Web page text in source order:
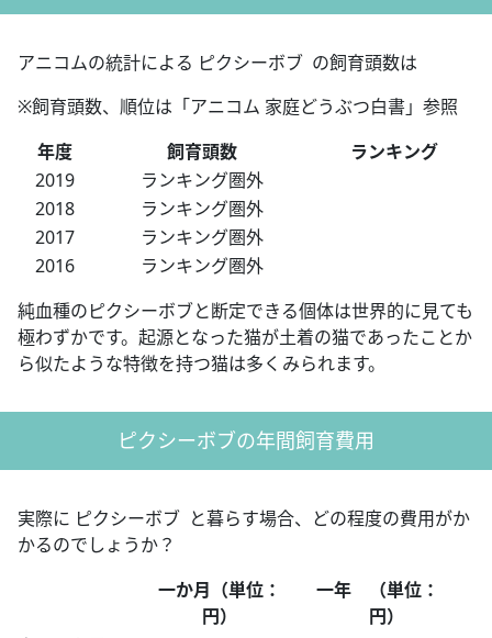
アニコムの統計による ピクシーボブ の飼育頭数は
※飼育頭数、順位は「アニコム 家庭どうぶつ白書」参照
年度
飼育頭数
ランキング
2019
ランキング圏外
2018
ランキング圏外
2017
ランキング圏外
2016
ランキング圏外
純血種のピクシーボブと断定できる個体は世界的に見ても
極わずかです。起源となった猫が土着の猫であったことか
ら似たような特徴を持つ猫は多くみられます。
ピクシーボブの年間飼育費用
実際に ピクシーボブ と暮らす場合、どの程度の費用がか
かるのでしょうか？
一か月（単位：
円）
一年 （単位：
円）